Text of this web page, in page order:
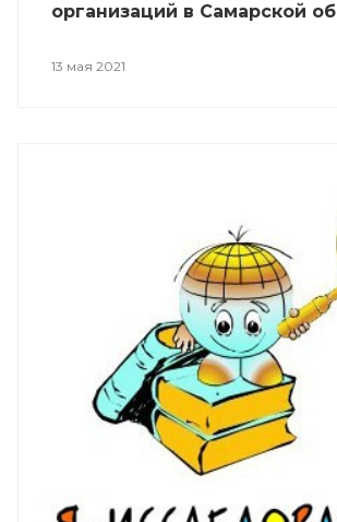
организаций в Самарской
13 мая 2021